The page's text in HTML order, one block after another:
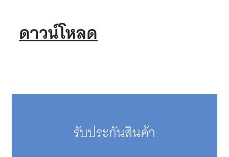
ดาวน์โหลด
รับประกันสินค้า